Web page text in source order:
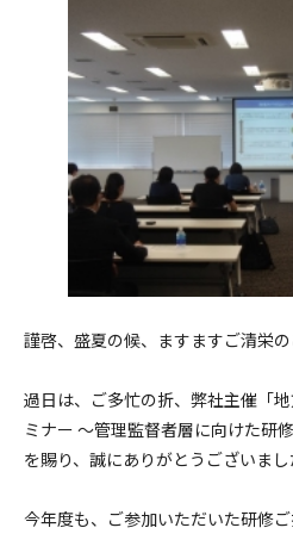
謹啓、盛夏の候、ますますご清栄の
過日は、ご多忙の折、弊社主催「
ミナー ～管理監督者層に向けた研
を賜り、誠にありがとうございまし
今年度も、ご参加いただいた研修